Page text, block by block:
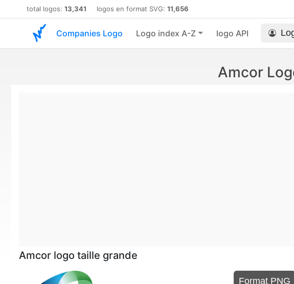
total logos: 13,341 logos en format SVG: 11,656
Companies Logo Logo index A-Z logo API
Amcor
Amcor logo taille grande
Format PNG